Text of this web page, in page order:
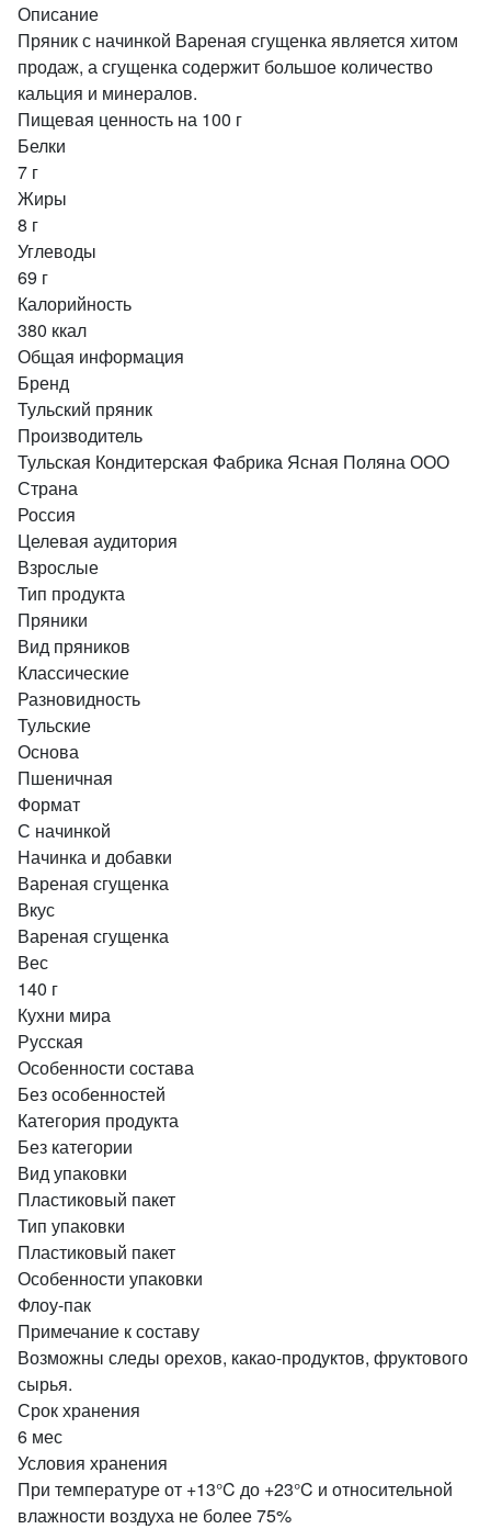
Описание
Пряник с начинкой Вареная сгущенка является хитом
продаж, а сгущенка содержит большое количество
кальция и минералов.
Пищевая ценность на 100 г
Белки
7 г
Жиры
8 г
Углеводы
69 г
Калорийность
380 ккал
Общая информация
Бренд
Тульский пряник
Производитель
Тульская Кондитерская Фабрика Ясная Поляна ООО
Страна
Россия
Целевая аудитория
Взрослые
Тип продукта
Пряники
Вид пряников
Классические
Разновидность
Тульские
Основа
Пшеничная
Формат
С начинкой
Начинка и добавки
Вареная сгущенка
Вкус
Вареная сгущенка
Вес
140 г
Кухни мира
Русская
Особенности состава
Без особенностей
Категория продукта
Без категории
Вид упаковки
Пластиковый пакет
Тип упаковки
Пластиковый пакет
Особенности упаковки
Флоу-пак
Примечание к составу
Возможны следы орехов, какао-продуктов, фруктового
сырья.
Срок хранения
6 мес
Условия хранения
При температуре от +13°C до +23°C и относительной
влажности воздуха не более 75%